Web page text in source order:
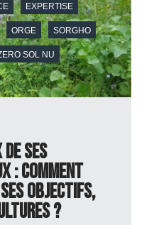
EXPERTISE
ORGE SORGHO
SOL NU
ses
: comment
objectifs,
?